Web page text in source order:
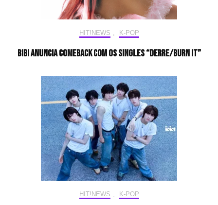
HIT!NEWS , K-POP
BIBI anuncia comeback com os singles “DERRE/BURN IT”
HIT!NEWS , K-POP